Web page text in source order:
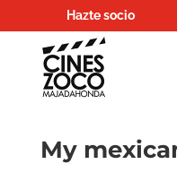
Hazte socio
My